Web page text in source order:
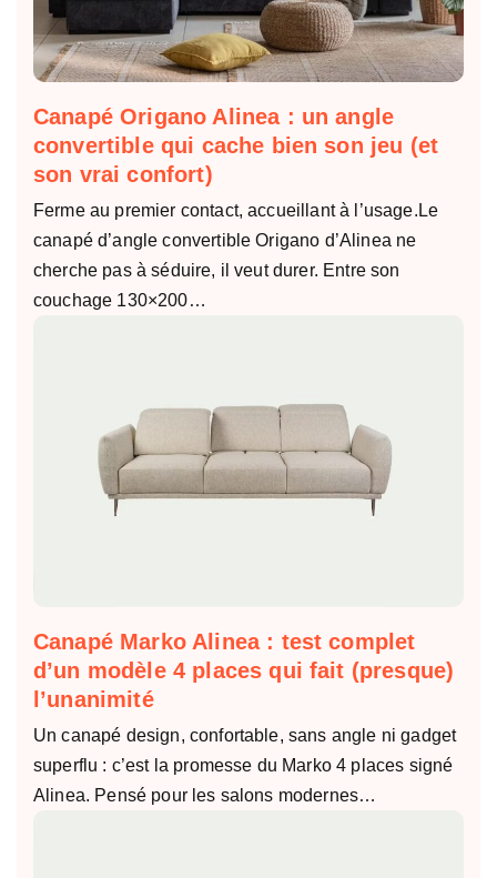
Canapé Origano Alinea : un angle
convertible qui cache bien son jeu (et
son vrai confort)
Ferme au premier contact, accueillant à l’usage.Le
canapé d’angle convertible Origano d’Alinea ne
cherche pas à séduire, il veut durer. Entre son
couchage 130×200…
Canapé Marko Alinea : test complet
d’un modèle 4 places qui fait (presque)
l’unanimité
Un canapé design, confortable, sans angle ni gadget
superflu : c’est la promesse du Marko 4 places signé
Alinea. Pensé pour les salons modernes…